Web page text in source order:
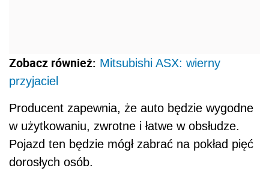
Zobacz również: Mitsubishi ASX: wierny
przyjaciel
Producent zapewnia, że auto będzie wygodne
w użytkowaniu, zwrotne i łatwe w obsłudze.
Pojazd ten będzie mógł zabrać na pokład pięć
dorosłych osób.